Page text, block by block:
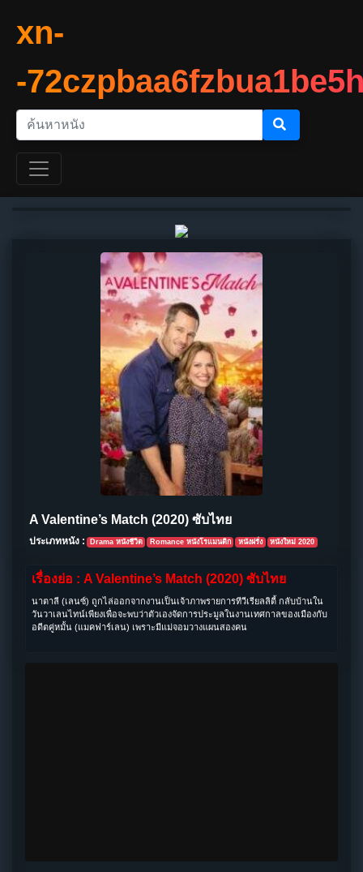
xn-
-
A Valentine’s Match (2020) ซับไทย
ประเภทหนัง : Drama หนังชีวิต Romance หนังโรแมนติก หนังฝรั่ง หนังใหม่ 2020
เรื่องย่อ : A Valentine’s Match (2020) ซับไทย
นาตาลี (เลนซ์) ถูกไล่ออกจากงานเป็นเจ้าภาพรายการทีวีเรียลลิตี้ กลับบ้านใน
วันวาเลนไทน์เพียงเพื่อจะพบว่าตัวเองจัดการประมูลในงานเทศกาลของเมืองกับ
อดีตคู่หมั้น (แมคฟาร์เลน) เพราะมีแม่จอมวางแผนสองคน